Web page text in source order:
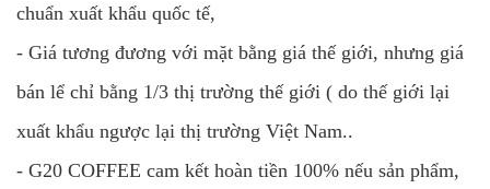
chuẩn xuất khẩu quốc tế,
- Giá tương đương với mặt bằng giá thế giới, nhưng giá
bán lể chỉ bằng 1/3 thị trường thế giới ( do thế giới lại
xuất khẩu ngược lại thị trường Việt Nam..
- G20 COFFEE cam kết hoàn tiền 100% nếu sản phẩm,